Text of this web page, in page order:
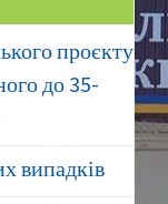
проєкту
до 35-
випадків